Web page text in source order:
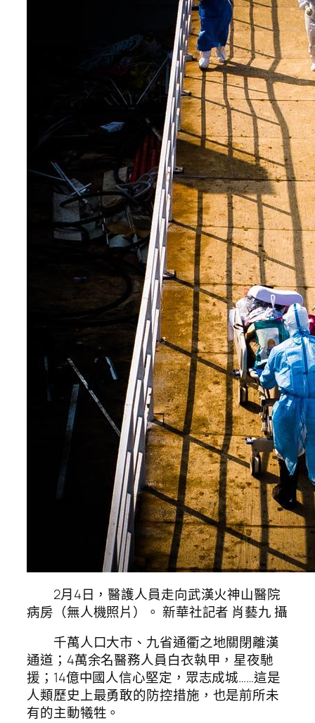
2月4日，醫護人員走向武漢火神山醫院
病房（無人機照片）。 新華社記者 肖藝九 攝
千萬人口大市、九省通衢之地關閉離漢
通道；4萬余名醫務人員白衣執甲，星夜馳
援；14億中國人信心堅定，眾志成城……這是
人類歷史上最勇敢的防控措施，也是前所未
有的主動犧牲。